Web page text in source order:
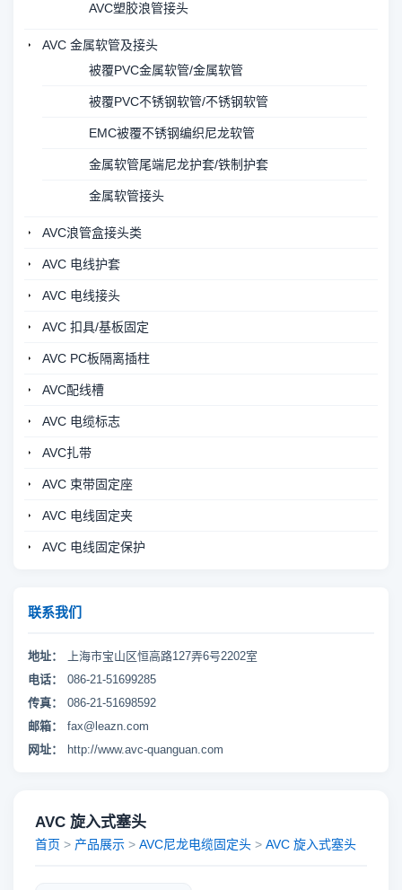
AVC塑胶浪管接头
AVC 金属软管及接头
被覆PVC金属软管/金属软管
被覆PVC不锈钢软管/不锈钢软管
EMC被覆不锈钢编织尼龙软管
金属软管尾端尼龙护套/铁制护套
金属软管接头
AVC浪管盒接头类
AVC 电线护套
AVC 电线接头
AVC 扣具/基板固定
AVC PC板隔离插柱
AVC配线槽
AVC 电缆标志
AVC扎带
AVC 束带固定座
AVC 电线固定夹
AVC 电线固定保护
联系我们
地址：
上海市宝山区恒高路127弄6号2202室
电话：
086-21-51699285
传真：
086-21-51698592
邮箱：
fax@leazn.com
网址：
http://www.avc-quanguan.com
AVC 旋入式塞头
首页 > 产品展示 > AVC尼龙电缆固定头 > AVC 旋入式塞头